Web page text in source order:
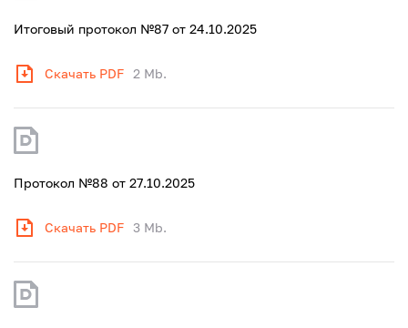
Итоговый протокол №87 от 24.10.2025
Скачать PDF 2 Mb.
Протокол №88 от 27.10.2025
Скачать PDF 3 Mb.